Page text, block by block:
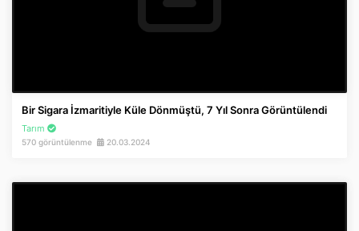
Bir Sigara İzmaritiyle Küle Dönmüştü, 7 Yıl Sonra Görüntülendi
Tarım
570 görüntülenme 20.03.2024